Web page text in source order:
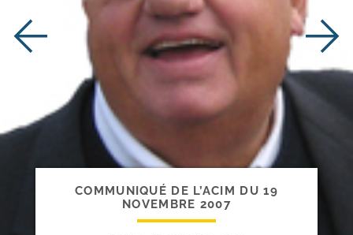
COMMUNIQUÉ DE L’ACIM DU 19
NOVEMBRE 2007